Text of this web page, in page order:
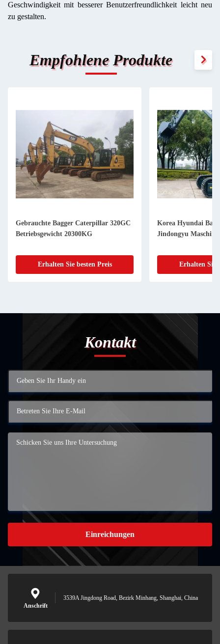
Geschwindigkeit mit besserer Benutzerfreundlichkeit leicht neu
zu gestalten.
Empfohlene Produkte
Korea Hyundai Bagger HX220L
Jindongyu Maschinen
Erhalten Sie besten Preis
Korea Hyundai
Jindongyu
Erhalten Sie
Kontakt
Einreichungen
Anschrift
3539A Jingdong Road, Bezirk Minhang, Shanghai, China